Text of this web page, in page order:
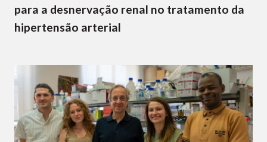
para a desnervação renal no tratamento da
hipertensão arterial